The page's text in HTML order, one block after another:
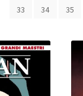
33 34 35